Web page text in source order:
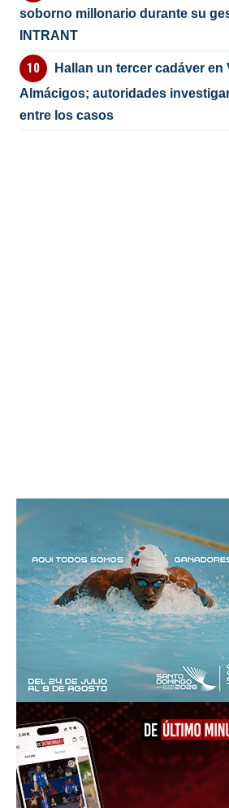
soborno millonario durante su
INTRANT
Hallan un tercer cadáver en
Almácigos; autoridades
entre los casos